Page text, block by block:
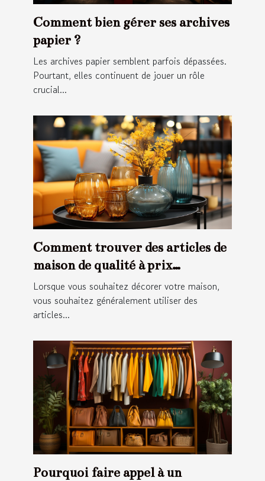
Comment bien gérer ses archives
papier ?
Les archives papier semblent parfois dépassées.
Pourtant, elles continuent de jouer un rôle
crucial...
Comment trouver des articles de
maison de qualité à prix
abordable ?
Lorsque vous souhaitez décorer votre maison,
vous souhaitez généralement utiliser des
articles...
Pourquoi faire appel à un